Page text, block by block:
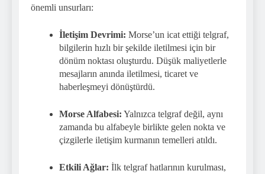
önemli unsurları:
İletişim Devrimi: Morse’un icat ettiği telgraf,
bilgilerin hızlı bir şekilde iletilmesi için bir
dönüm noktası oluşturdu. Düşük maliyetlerle
mesajların anında iletilmesi, ticaret ve
haberleşmeyi dönüştürdü.
Morse Alfabesi: Yalnızca telgraf değil, aynı
zamanda bu alfabeyle birlikte gelen nokta ve
çizgilerle iletişim kurmanın temelleri atıldı.
Etkili Ağlar: İlk telgraf hatlarının kurulması,